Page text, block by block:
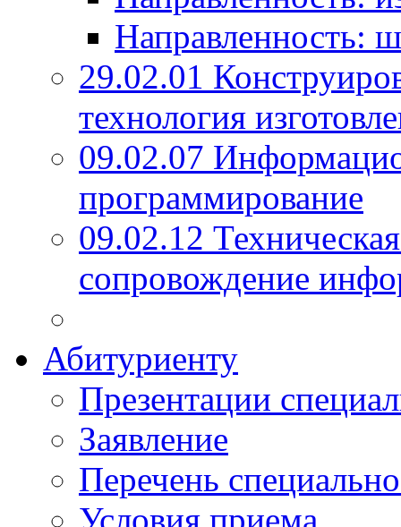
Направленность:
29.02.01
технология
09.02.07
программирование
09.02.12
сопровождение
Абитуриенту
Презентации
Заявление
Перечень